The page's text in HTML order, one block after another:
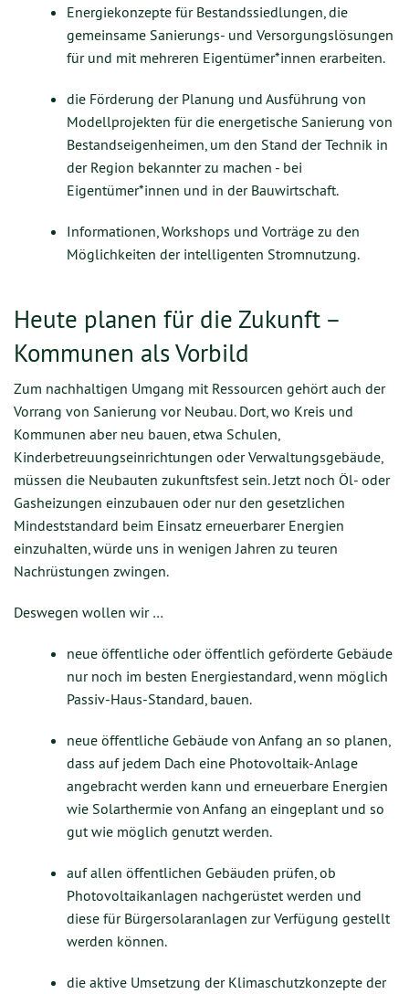
Energiekonzepte für Bestandssiedlungen, die
gemeinsame Sanierungs- und Versorgungslösungen
für und mit mehreren Eigentümer*innen erarbeiten.
die Förderung der Planung und Ausführung von
Modellprojekten für die energetische Sanierung von
Bestandseigenheimen, um den Stand der Technik in
der Region bekannter zu machen - bei
Eigentümer*innen und in der Bauwirtschaft.
Informationen, Workshops und Vorträge zu den
Möglichkeiten der intelligenten Stromnutzung.
Heute planen für die Zukunft –
Kommunen als Vorbild
Zum nachhaltigen Umgang mit Ressourcen gehört auch der
Vorrang von Sanierung vor Neubau. Dort, wo Kreis und
Kommunen aber neu bauen, etwa Schulen,
Kinderbetreuungseinrichtungen oder Verwaltungsgebäude,
müssen die Neubauten zukunftsfest sein. Jetzt noch Öl- oder
Gasheizungen einzubauen oder nur den gesetzlichen
Mindeststandard beim Einsatz erneuerbarer Energien
einzuhalten, würde uns in wenigen Jahren zu teuren
Nachrüstungen zwingen.
Deswegen wollen wir …
neue öffentliche oder öffentlich geförderte Gebäude
nur noch im besten Energiestandard, wenn möglich
Passiv-Haus-Standard, bauen.
neue öffentliche Gebäude von Anfang an so planen,
dass auf jedem Dach eine Photovoltaik-Anlage
angebracht werden kann und erneuerbare Energien
wie Solarthermie von Anfang an eingeplant und so
gut wie möglich genutzt werden.
auf allen öffentlichen Gebäuden prüfen, ob
Photovoltaikanlagen nachgerüstet werden und
diese für Bürgersolaranlagen zur Verfügung gestellt
werden können.
die aktive Umsetzung der Klimaschutzkonzepte der